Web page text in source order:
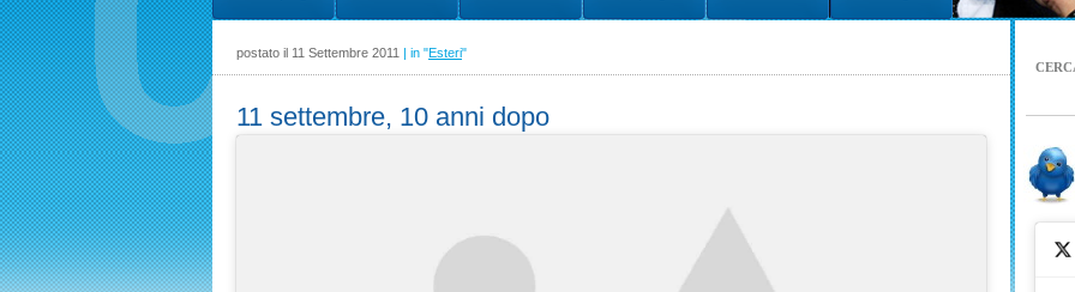
postato il 11 Settembre 2011 | in "Esteri"
11 settembre, 10 anni dopo